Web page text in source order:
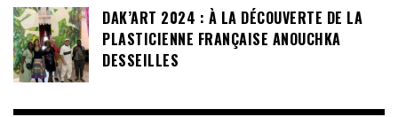
DAK’ART 2024 : À LA DÉCOUVERTE DE LA
PLASTICIENNE FRANÇAISE ANOUCHKA
DESSEILLES